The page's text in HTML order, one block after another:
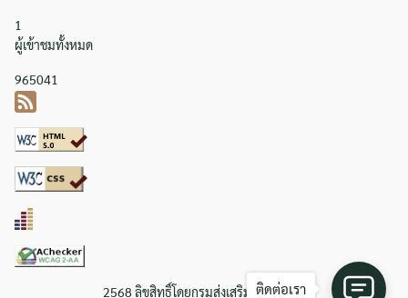
1
ผู้เข้าชมทั้งหมด
965041
2568 ลิขสิทธิ์โดยกรมส่งเสริมการเกษตร
ติดต่อเรา